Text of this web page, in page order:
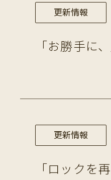
更新情報
「お勝手に
更新情報
「ロックを